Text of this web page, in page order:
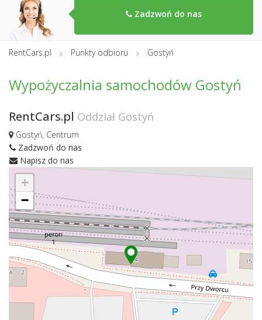
Zadzwoń do nas
RentCars.pl Punkty odbioru Gostyń
Wypożyczalnia samochodów Gostyń
RentCars.pl Oddział Gostyń
Gostyń, Centrum
Zadzwoń do nas
Napisz do nas
+
−